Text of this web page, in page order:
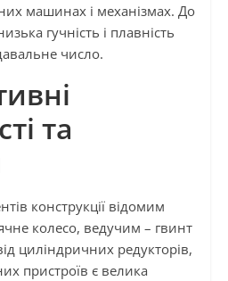
машинах і механізмах. До
гучність і плавність
число.
та
конструкції відомим
колесо, ведучим – гвинт
циліндричних редукторів,
пристроїв є велика